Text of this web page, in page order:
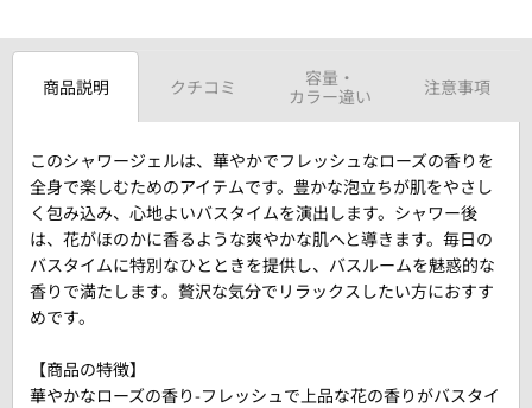
商品説明 クチコミ
容量・
カラー違い
注意事項
このシャワージェルは、華やかでフレッシュなローズの香りを
全身で楽しむためのアイテムです。豊かな泡立ちが肌をやさし
く包み込み、心地よいバスタイムを演出します。シャワー後
は、花がほのかに香るような爽やかな肌へと導きます。毎日の
バスタイムに特別なひとときを提供し、バスルームを魅惑的な
香りで満たします。贅沢な気分でリラックスしたい方におすす
めです。
【商品の特徴】
華やかなローズの香り-フレッシュで上品な花の香りがバスタイ